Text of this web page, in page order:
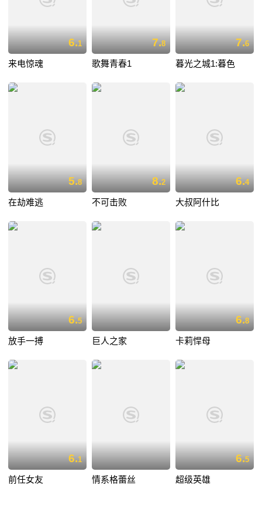
6.1
来电惊魂
7.8
歌舞青春1
7.6
暮光之城1:暮色
5.8
在劫难逃
8.2
不可击败
6.4
大叔阿什比
6.5
放手一搏 巨人之家
6.8
卡莉悍母
6.1
前任女友 情系格蕾丝
6.5
超级英雄